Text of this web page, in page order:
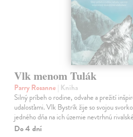
Vlk menom Tulák
Parry Rosanne | Kniha
Silný príbeh o rodine, odvahe a prežití
udalosťami. Vlk Bystrík žije so svojou
jedného dňa na ich územie nevtrhnú
Do 4 dní